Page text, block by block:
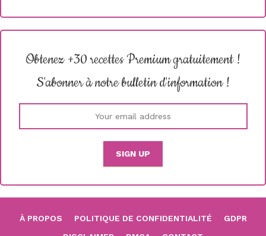
Obtenez +30 recettes Premium gratuitement !
S'abonner à notre bulletin d'information !
À PROPOS POLITIQUE DE CONFIDENTIALITÉ
GDPR